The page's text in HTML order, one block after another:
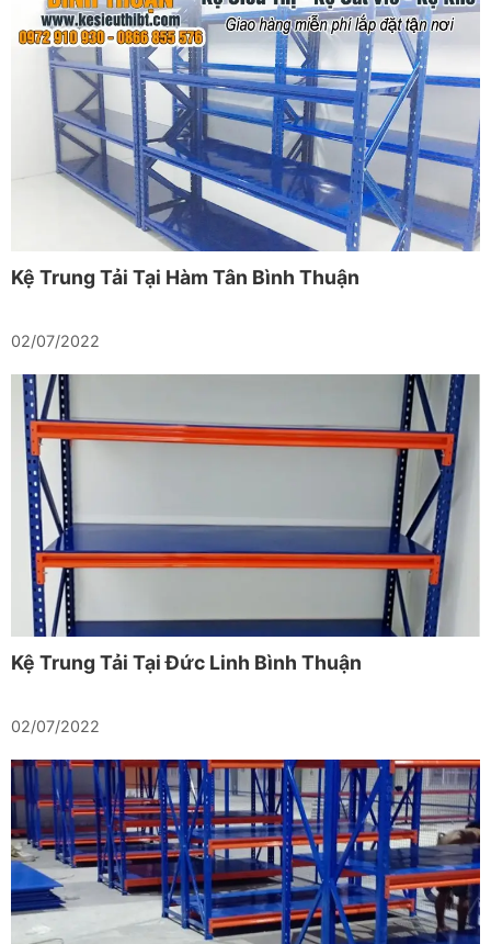
Kệ Trung Tải Tại Hàm Tân Bình Thuận
02/07/2022
Kệ Trung Tải Tại Đức Linh Bình Thuận
02/07/2022